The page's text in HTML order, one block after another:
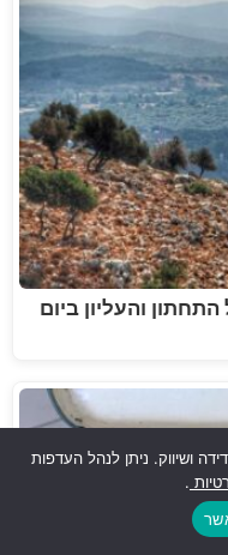
והעליון ביום
ושיווק. ניתן לנהל העדפות
.